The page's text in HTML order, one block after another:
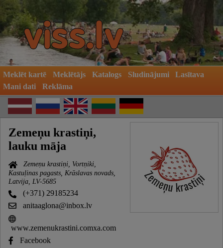
Meklēt kartē Meklētājs Katalogs Sludinājumi
Lasītava
Mani dati
Reklāma
Zemeņu krastiņi,
lauku māja
Zemeņu krastiņi, Vortņiki,
Kastuļinas pagasts, Krāslavas novads,
Latvija, LV-5685
(+371) 29185234
anitaaglona@inbox.lv
www.zemenukrastini.comxa.com
Facebook